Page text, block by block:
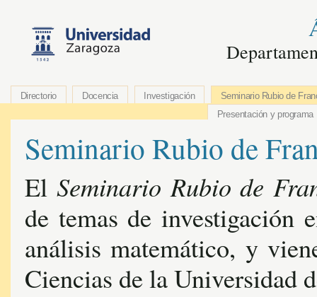
Directorio Docencia Investigación
Seminario Rubio de
Presentación y programa
Seminario Rubio de
El Seminario Rubio de
de temas de investigación
análisis matemático, y
Ciencias de la Universidad